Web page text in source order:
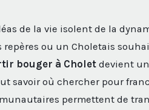
de la vie isolent de la
ou un Choletais
bouger à Cholet devient
savoir où chercher pour
permettent de